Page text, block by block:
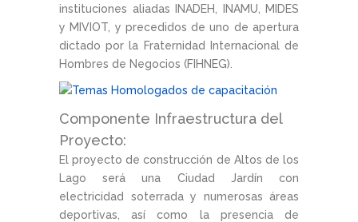
instituciones aliadas INADEH, INAMU, MIDES
y MIVIOT, y precedidos de uno de apertura
dictado por la Fraternidad Internacional de
Hombres de Negocios (FIHNEG).
Componente Infraestructura del
Proyecto:
El proyecto de construcción de Altos de los
Lago será una Ciudad Jardín con
electricidad soterrada y numerosas áreas
deportivas, así como la presencia de